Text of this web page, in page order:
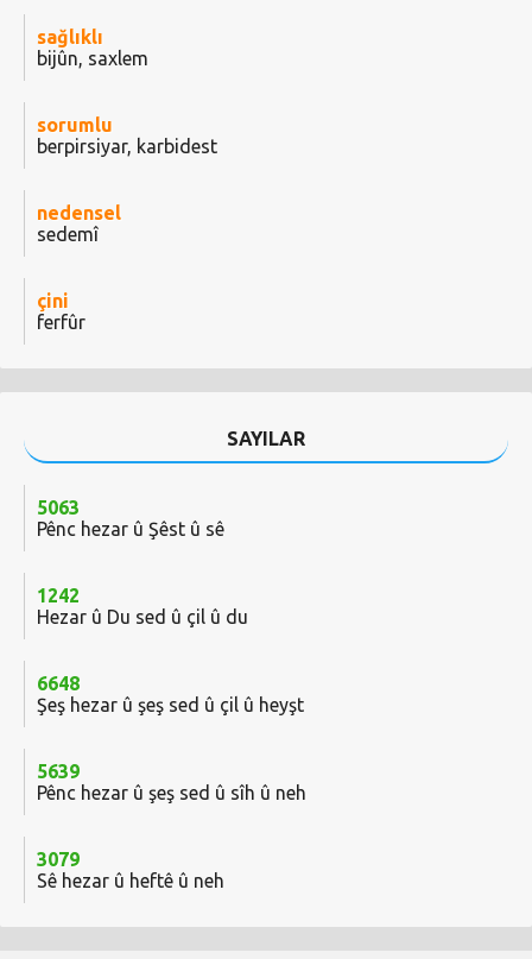
sağlıklı
bijûn, saxlem
sorumlu
berpirsiyar, karbidest
nedensel
sedemî
çini
ferfûr
SAYILAR
5063
Pênc hezar û Şêst û sê
1242
Hezar û Du sed û çil û du
6648
Şeş hezar û şeş sed û çil û heyşt
5639
Pênc hezar û şeş sed û sîh û neh
3079
Sê hezar û heftê û neh